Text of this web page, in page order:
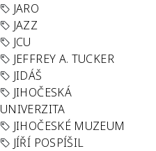
JARO
JAZZ
JCU
JEFFREY A. TUCKER
JIDÁŠ
JIHOČESKÁ
UNIVERZITA
JIHOČESKÉ MUZEUM
JÍŘÍ POSPÍŠIL